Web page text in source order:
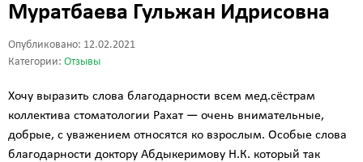
Муратбаева Гульжан Идрисовна
Опубликовано: 12.02.2021
Категории: Отзывы
Хочу выразить слова благодарности всем мед.сёстрам
коллектива стоматологии Рахат — очень внимательные,
добрые, с уважением относятся ко взрослым. Особые слова
благодарности доктору Абдыкеримову Н.К. который так